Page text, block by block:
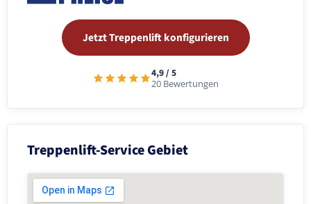
Jetzt Treppenlift konfigurieren
4,9 / 5
20 Bewertungen
Treppenlift-Service Gebiet